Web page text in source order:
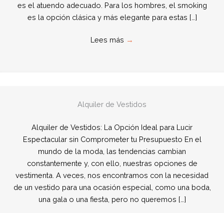
es el atuendo adecuado. Para los hombres, el smoking
es la opción clásica y más elegante para estas […]
Lees más →
Alquiler de Vestidos
Alquiler de Vestidos: La Opción Ideal para Lucir
Espectacular sin Comprometer tu Presupuesto En el
mundo de la moda, las tendencias cambian
constantemente y, con ello, nuestras opciones de
vestimenta. A veces, nos encontramos con la necesidad
de un vestido para una ocasión especial, como una boda,
una gala o una fiesta, pero no queremos […]